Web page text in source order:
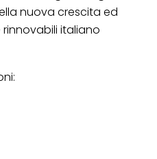
nuova crescita ed
italiano